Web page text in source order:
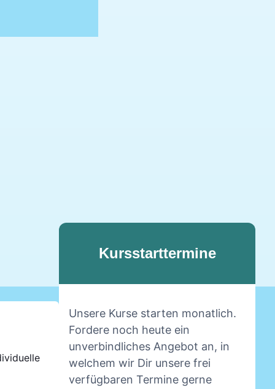
Kursstarttermine
Unsere Kurse starten monatlich.
Fordere noch heute ein
unverbindliches Angebot an, in
welchem wir Dir unsere frei
verfügbaren Termine gerne